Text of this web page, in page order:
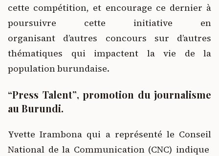
cette compétition, et encourage ce dernier à
poursuivre cette initiative en
organisant d’autres concours sur d’autres
thématiques qui impactent la vie de la
population burundaise.
“Press Talent”, promotion du journalisme
au Burundi.
Yvette Irambona qui a représenté le Conseil
National de la Communication (CNC) indique